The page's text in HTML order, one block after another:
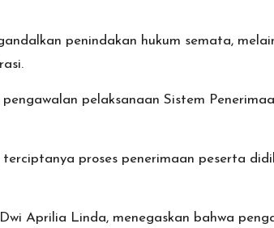
penindakan hukum semata,
pelaksanaan Sistem
proses penerimaan peserta
Aprilia Linda, menegaskan bahwa